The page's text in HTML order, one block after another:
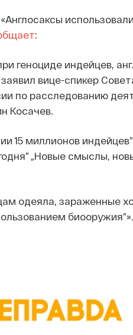
:
геноциде индейцев,
вице-спикер
по расследованию
Косачев.
15 миллионов
„Новые смыслы,
одеяла, зараженные
биооружия”».